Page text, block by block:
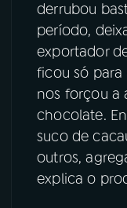
derrubou
período,
exportador
ficou só
nos forçou a
chocolate.
suco de
outros,
explica o